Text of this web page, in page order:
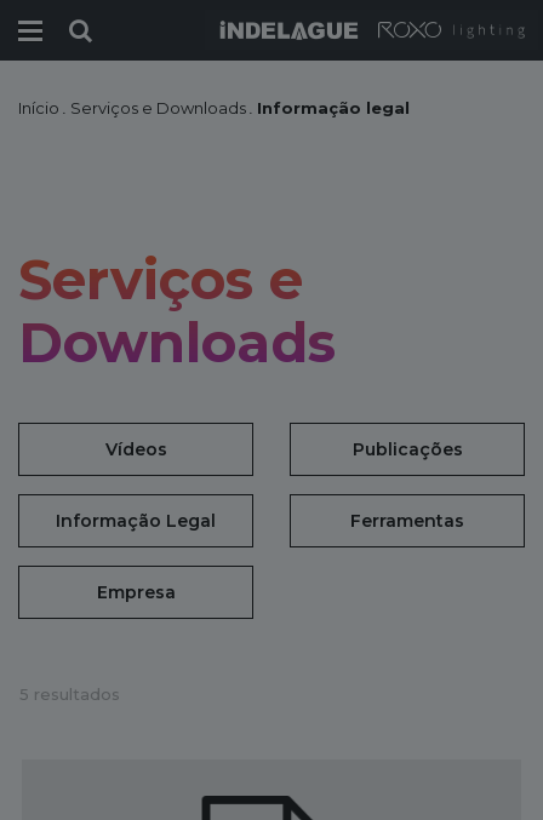
Início Serviços e Downloads Informação legal
Serviços e
Downloads
Vídeos Publicações
Informação Legal Ferramentas
Empresa
5 resultados